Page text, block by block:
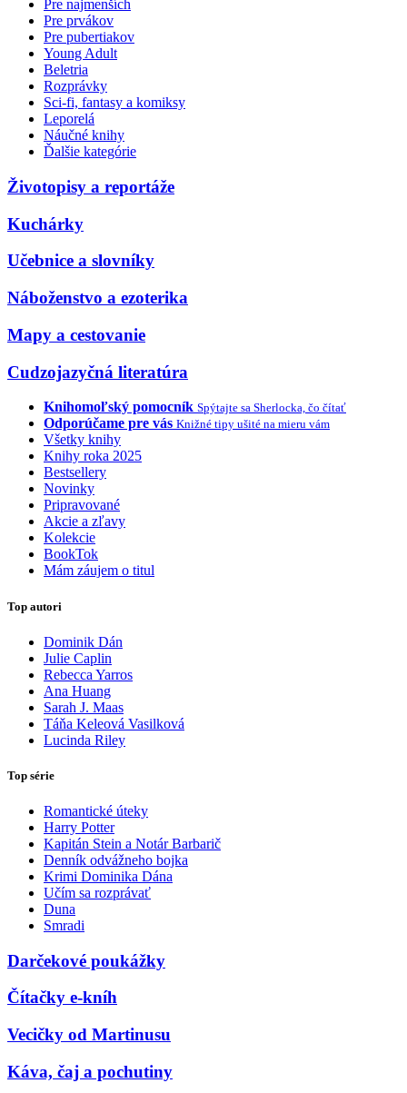
Pre najmenších
Pre prvákov
Pre pubertiakov
Young Adult
Beletria
Rozprávky
Sci-fi, fantasy a komiksy
Leporelá
Náučné knihy
Ďalšie kategórie
Životopisy a reportáže
Kuchárky
Učebnice a slovníky
Náboženstvo a ezoterika
Mapy a cestovanie
Cudzojazyčná literatúra
Knihomoľský pomocník Spýtajte sa Sherlocka, čo čítať
Odporúčame pre vás Knižné tipy ušité na mieru vám
Všetky knihy
Knihy roka 2025
Bestsellery
Novinky
Pripravované
Akcie a zľavy
Kolekcie
BookTok
Mám záujem o titul
Top autori
Dominik Dán
Julie Caplin
Rebecca Yarros
Ana Huang
Sarah J. Maas
Táňa Keleová Vasilková
Lucinda Riley
Top série
Romantické úteky
Harry Potter
Kapitán Stein a Notár Barbarič
Denník odvážneho bojka
Krimi Dominika Dána
Učím sa rozprávať
Duna
Smradi
Darčekové poukážky
Čítačky e-kníh
Vecičky od Martinusu
Káva, čaj a pochutiny